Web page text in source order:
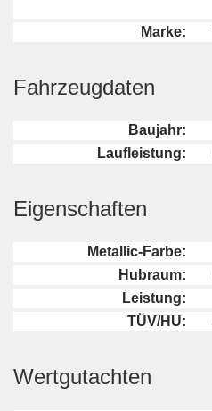
Marke:
Fahrzeugdaten
Baujahr:
Laufleistung:
Eigenschaften
Metallic-Farbe:
Hubraum:
Leistung:
TÜV/HU:
Wertgutachten